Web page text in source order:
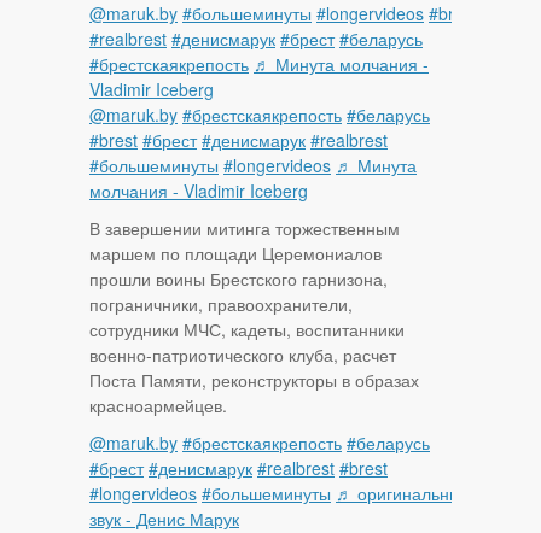
@maruk.by #большеминуты #longervideos #brest
#realbrest #денисмарук #брест #беларусь
#брестскаякрепость ♬ Минута молчания -
Vladimir Iceberg
@maruk.by #брестскаякрепость #беларусь
#brest #брест #денисмарук #realbrest
#большеминуты #longervideos ♬ Минута
молчания - Vladimir Iceberg
В завершении митинга торжественным
маршем по площади Церемониалов
прошли воины Брестского гарнизона,
пограничники, правоохранители,
сотрудники МЧС, кадеты, воспитанники
военно-патриотического клуба, расчет
Поста Памяти, реконструкторы в образах
красноармейцев.
@maruk.by #брестскаякрепость #беларусь
#брест #денисмарук #realbrest #brest
#longervideos #большеминуты ♬ оригинальный
звук - Денис Марук